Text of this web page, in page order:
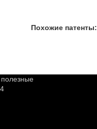
Похожие патенты: